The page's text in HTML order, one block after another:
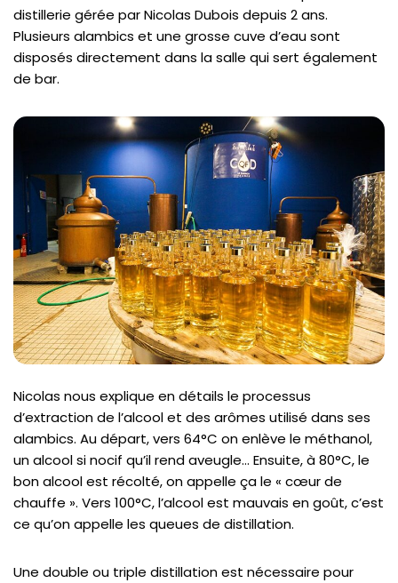
distillerie gérée par Nicolas Dubois depuis 2 ans.
Plusieurs alambics et une grosse cuve d’eau sont
disposés directement dans la salle qui sert également
de bar.
Nicolas nous explique en détails le processus
d’extraction de l’alcool et des arômes utilisé dans ses
alambics. Au départ, vers 64°C on enlève le méthanol,
un alcool si nocif qu’il rend aveugle… Ensuite, à 80°C, le
bon alcool est récolté, on appelle ça le « cœur de
chauffe ». Vers 100°C, l’alcool est mauvais en goût, c’est
ce qu’on appelle les queues de distillation.
Une double ou triple distillation est nécessaire pour